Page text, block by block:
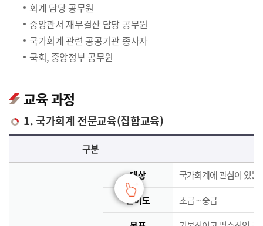
회계 담당 공무원
중앙관서 재무결산 담당 공무원
국가회계 관련 공공기관 종사자
국회, 중앙정부 공무원
교육 과정
1. 국가회계 전문교육(집합교육)
국가회계 전문교육(집합교육)에 대한 안내 표로 국가회계이론, 국가회계실무, 재무결산실무로 구분되며 이에 해당하는 내용으로 구성되어 있습니다.
구분
대상 국가회계에 관심이 있는
난이도 초급 ~ 중급